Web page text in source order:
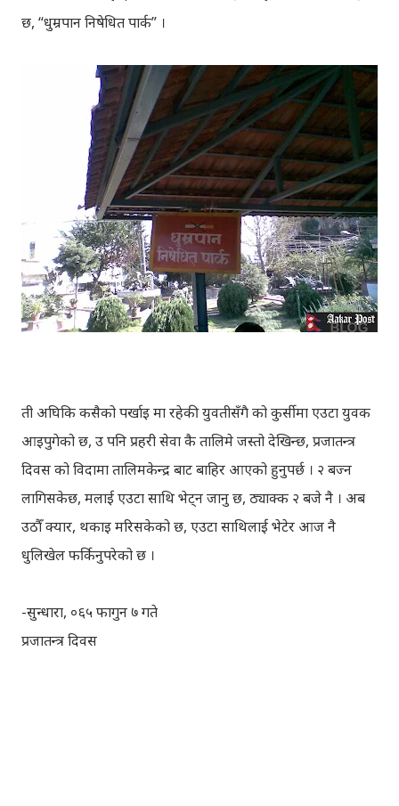
छ, “धुम्रपान निषेधित पार्क” ।
ती अघिकि कसैको पर्खाइ मा रहेकी युवतीसँगै को कुर्सीमा एउटा युवक
आइपुगेको छ, उ पनि प्रहरी सेवा कै तालिमे जस्तो देखिन्छ, प्रजातन्त्र
दिवस को विदामा तालिमकेन्द्र बाट बाहिर आएको हुनुपर्छ । २ बज्न
लागिसकेछ, मलाई एउटा साथि भेट्न जानु छ, ठ्याक्क २ बजे नै । अब
उठौँ क्यार, थकाइ मरिसकेको छ, एउटा साथिलाई भेटेर आज नै
धुलिखेल फर्किनुपरेको छ ।
-सुन्धारा, ०६५ फागुन ७ गते
प्रजातन्त्र दिवस